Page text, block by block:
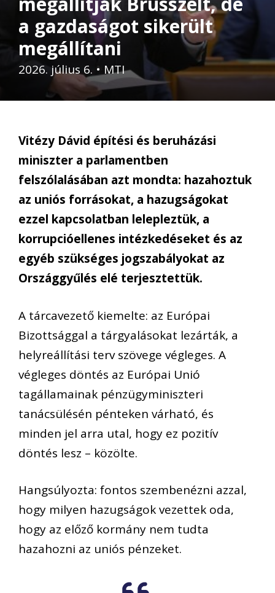
a gazdaságot sikerült
megállítani
2026. július 6. • MTI
Vitézy Dávid építési és beruházási
miniszter a parlamentben
felszólalásában azt mondta: hazahoztuk
az uniós forrásokat, a hazugságokat
ezzel kapcsolatban lelepleztük, a
korrupcióellenes intézkedéseket és az
egyéb szükséges jogszabályokat az
Országgyűlés elé terjesztettük.
A tárcavezető kiemelte: az Európai
Bizottsággal a tárgyalásokat lezárták, a
helyreállítási terv szövege végleges. A
végleges döntés az Európai Unió
tagállamainak pénzügyminiszteri
tanácsülésén pénteken várható, és
minden jel arra utal, hogy ez pozitív
döntés lesz – közölte.
Hangsúlyozta: fontos szembenézni azzal,
hogy milyen hazugságok vezettek oda,
hogy az előző kormány nem tudta
hazahozni az uniós pénzeket.